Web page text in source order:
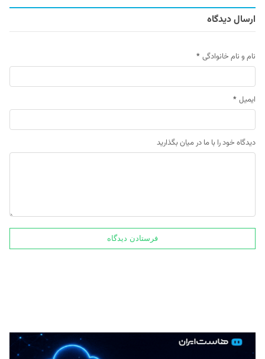
ارسال دیدگاه
نام و نام خانوادگی *
ایمیل *
دیدگاه خود را با ما در میان بگذارید